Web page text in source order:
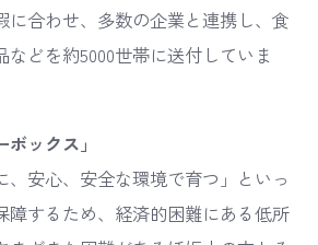
に合わせ、多数の企業と連携し、食
どを約5000世帯に送付していま
ックス」
、安心、安全な環境で育つ」といっ
障するため、経済的困難にある低所